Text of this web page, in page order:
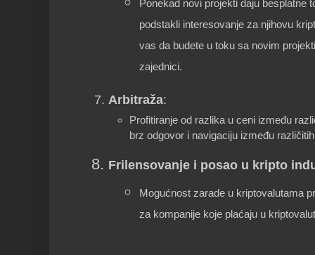
Ponekad novi projekti daju besplatne
podstakli interesovanje za njihovu
vas da budete u toku sa novim
zajednici.
Arbitraža:
Profitiranje od razlika u ceni između
brz odgovor i navigaciju između
Frilensovanje i posao u kripto
Mogućnost zarade u kriptovalutama
za kompanije koje plaćaju u